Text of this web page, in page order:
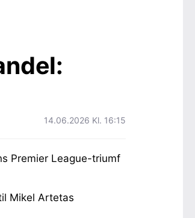
14.06.2026 Kl. 16:15
Premier League-triumf
Mikel Artetas